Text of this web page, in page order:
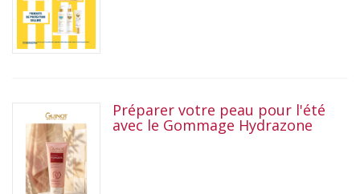
Préparer votre peau pour l'été
avec le Gommage Hydrazone